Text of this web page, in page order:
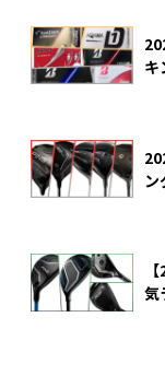
キ
ン
気